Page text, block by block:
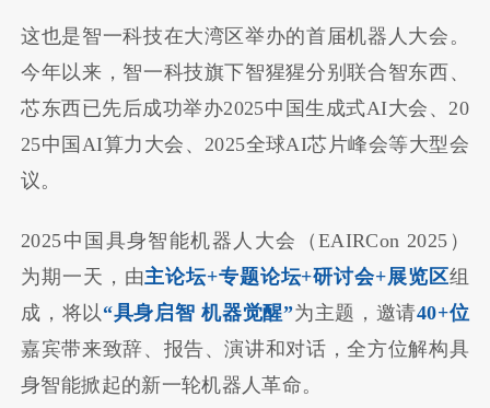
这也是智一科技在大湾区举办的首届机器人大会。
今年以来，智一科技旗下智猩猩分别联合智东西、
芯东西已先后成功举办2025中国生成式AI大会、20
25中国AI算力大会、2025全球AI芯片峰会等大型会
议。
2025中国具身智能机器人大会（EAIRCon 2025）
为期一天，由主论坛+专题论坛+研讨会+展览区组
成，将以 “具身启智 机器觉醒”为主题，邀请40+位
嘉宾带来致辞、报告、演讲和对话，全方位解构具
身智能掀起的新一轮机器人革命。